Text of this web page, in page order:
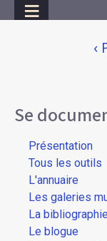
‹
Se
Présentation
Tous les outils
L'annuaire
Les galeries
La bibliographie
Le blogue